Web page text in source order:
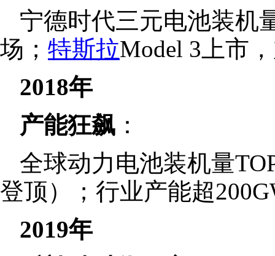
宁德时代三元电池装机
场； 特斯拉Model 3上市
2018年
产能狂飙 ：
全球动力电池装机量
登顶）；行业产能超
2019年